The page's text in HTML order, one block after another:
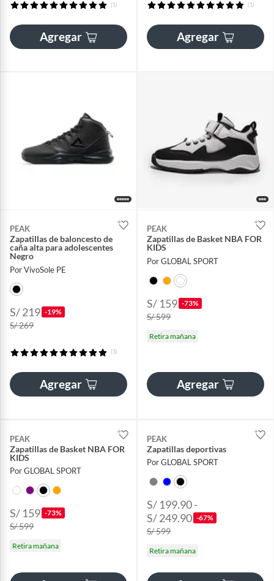
(1)
Agregar
(1)
Agregar
PEAK
Zapatillas de baloncesto de
caña alta para adolescentes
Negro
Por VivoSole PE
S/ 219 -19%
S/ 269
(3)
Agregar
PEAK
Zapatillas de Basket NBA FOR
KIDS
Por GLOBAL SPORT
S/ 159 -73%
S/ 599
Retira mañana
Agregar
PEAK
Zapatillas de Basket NBA FOR
KIDS
Por GLOBAL SPORT
S/ 159 -73%
S/ 599
Retira mañana
PEAK
Zapatillas deportivas
Por GLOBAL SPORT
S/ 199.90 -
S/ 249.90 -67%
S/ 599
Retira mañana